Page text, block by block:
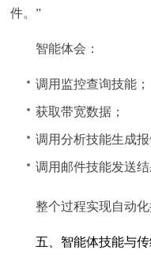
件。”
智能体会：
调用监控查询技能；
获取带宽数据；
调用分析技能生成报
调用邮件技能发送结
整个过程实现自动化
五、智能体技能与